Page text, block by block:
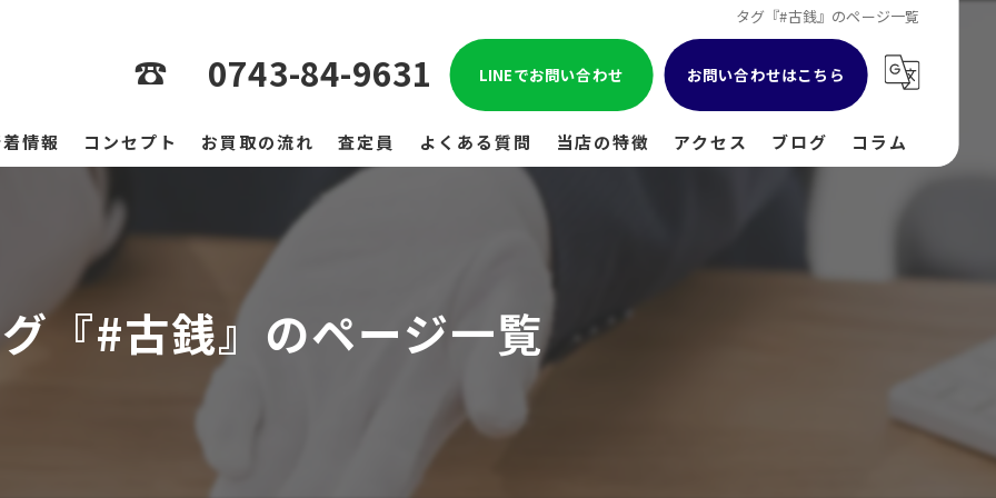
タグ『#古銭』のページ一覧
0743-84-9631 LINEでお問い合わせ お問い合わせはこちら
情報 コンセプト お買取の流れ 査定員 よくある質問 当店の特徴 アクセス ブログ コラム
『#古銭』のページ一覧